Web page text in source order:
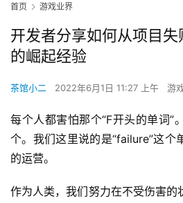
首页 游戏业界
开发者分享如何从项目
的崛起经验
茶馆小二 2022年6月1日 11:27 上午 游
每个人都害怕那个“F开头的单词”
个。我们这里说的是“failure”这个
的运营。
作为人类，我们努力在不受伤害的